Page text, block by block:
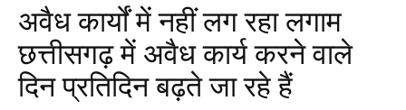
अवैध कार्यों में नहीं लग रहा लगाम
छत्तीसगढ़ में अवैध कार्य करने वाले
दिन प्रतिदिन बढ़ते जा रहे हैं